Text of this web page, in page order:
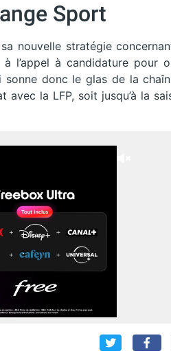
Sport
nouvelle stratégie
l’appel à candidature pour
donc le glas de la
la LFP, soit jusqu’à la